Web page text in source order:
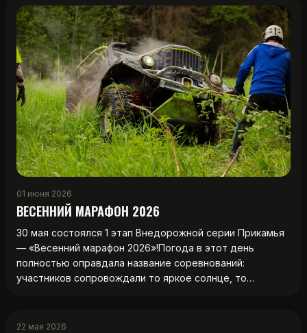
01 июня 2026
ВЕСЕННИЙ МАРАФОН 2026
30 мая состоялся 1 этап Внедорожной серии Прикамья
— «Весенний марафон 2026»!Погода в этот день
полностью оправдала название соревнований:
участников сопровождали то яркое солнце, то…
22 мая 2026